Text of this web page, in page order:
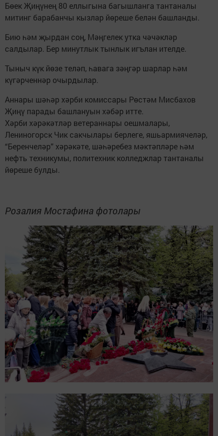
Бөек Җиңүнең 80 еллыгына багышланга тантаналы
митинг барабанчы кызлар йөреше белән башланды.
Бию һәм җырдан соң, Мәңгелек утка чәчәкләр
салдылар. Бер минутлык тынлык игълан ителде.
Тыныч күк йөзе теләп, һавага зәңгәр шарлар һәм
күгәрченнәр очырдылар.
Аннары шәһәр хәрби комиссары Рөстәм Мисбахов
Җиңү парады башлануын хәбәр итте.
Хәрби хәрәкәтләр ветераннары оешмалары,
Лениногорск Чик сакчылары берлеге, яшьармиячеләр,
“Беренчеләр” хәрәкәте, шәһәребез мәктәпләре һәм
нефть техникумы, политехник колледжлар тантаналы
йөреше булды.
Розалия Мостафина фотолары